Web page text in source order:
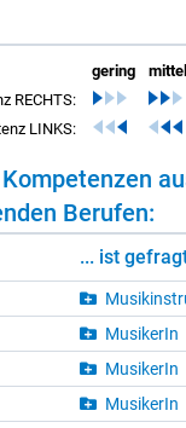
gering mittel
RECHTS:
LINKS:
Be­ru­fen:
... ist
Mu­si­ke­rIn
Mu­si­ke­rIn
Mu­si­ke­rIn